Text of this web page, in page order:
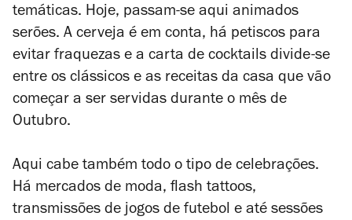
temáticas. Hoje, passam-se aqui animados
serões. A cerveja é em conta, há petiscos para
evitar fraquezas e a carta de cocktails divide-se
entre os clássicos e as receitas da casa que vão
começar a ser servidas durante o mês de
Outubro.
Aqui cabe também todo o tipo de celebrações.
Há mercados de moda, flash tattoos,
transmissões de jogos de futebol e até sessões